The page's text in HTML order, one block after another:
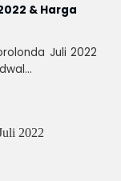
& Harga
Juli 2022